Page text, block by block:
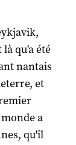
qu'a été
nantais
et
a
qu'il